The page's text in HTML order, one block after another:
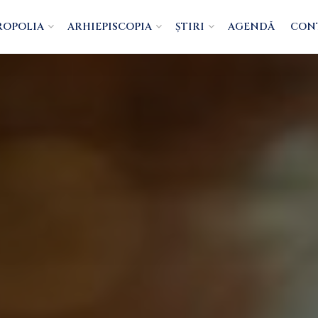
ARHIEPISCOPIA ȘTIRI AGENDĂ